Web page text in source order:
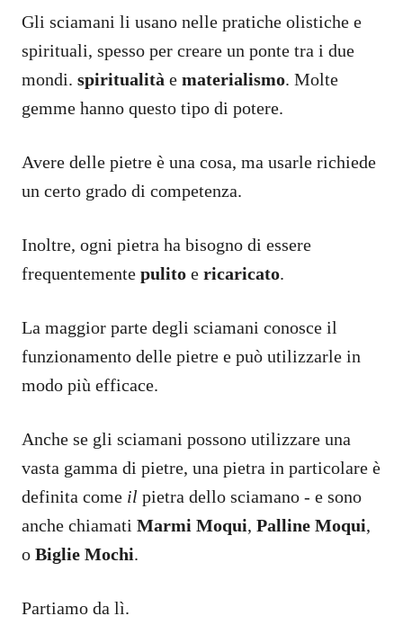
Gli sciamani li usano nelle pratiche olistiche e
spirituali, spesso per creare un ponte tra i due
mondi. spiritualità e materialismo. Molte
gemme hanno questo tipo di potere.
Avere delle pietre è una cosa, ma usarle richiede
un certo grado di competenza.
Inoltre, ogni pietra ha bisogno di essere
frequentemente pulito e ricaricato.
La maggior parte degli sciamani conosce il
funzionamento delle pietre e può utilizzarle in
modo più efficace.
Anche se gli sciamani possono utilizzare una
vasta gamma di pietre, una pietra in particolare è
definita come il pietra dello sciamano - e sono
anche chiamati Marmi Moqui, Palline Moqui,
o Biglie Mochi.
Partiamo da lì.